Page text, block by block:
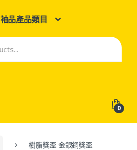
袖品產品類目
0
樹脂獎盃 金銀銅獎盃